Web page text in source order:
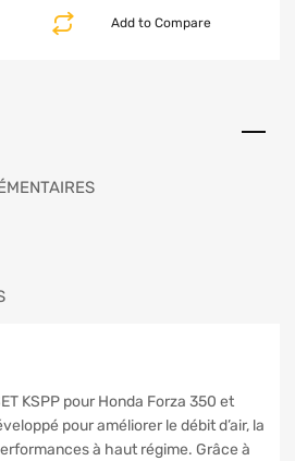
Add to Compare
KSPP pour Honda Forza 350 et
pour améliorer le débit d’air, la
à haut régime. Grâce à